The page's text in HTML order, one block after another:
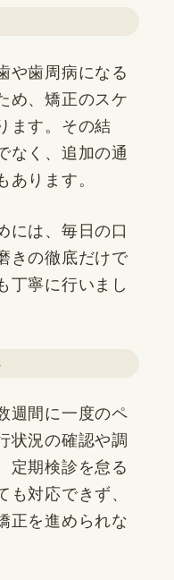
や歯周病になる
め、矯正のスケ
ます。その結
なく、追加の通
あります。
には、毎日の口
きの徹底だけで
丁寧に行いまし
週間に一度のペ
状況の確認や調
定期検診を怠る
も対応できず、
正を進められな